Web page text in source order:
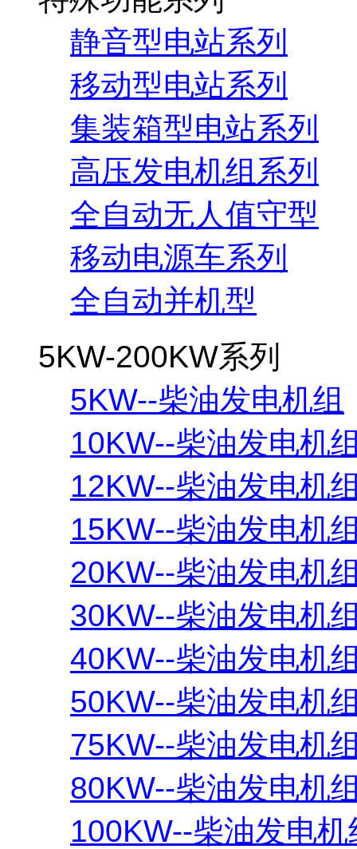
静音型电站系列
移动型电站系列
集装箱型电站系列
高压发电机组系列
全自动无人值守型
移动电源车系列
全自动并机型
5KW-200KW系列
5KW--柴油发电机组
10KW--柴油发电机
12KW--柴油发电机
15KW--柴油发电机
20KW--柴油发电机
30KW--柴油发电机
40KW--柴油发电机
50KW--柴油发电机
75KW--柴油发电机
80KW--柴油发电机
100KW--柴油发电机